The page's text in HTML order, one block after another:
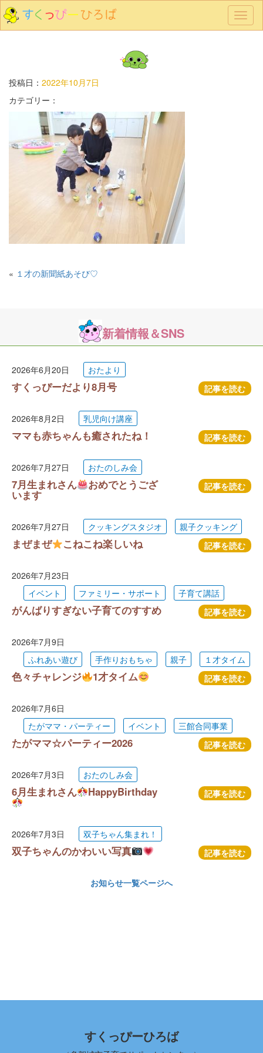
メ
ニ
投稿日： 2022年10月7日
カテゴリー：
« １才の新聞紙あそび♡
新着情報＆SNS
2026年6月20日 おたより
すくっぴーだより8月号 記事を読む
2026年8月2日 乳児向け講座
ママも赤ちゃんも癒されたね！ 記事を読む
2026年7月27日 おたのしみ会
7月生まれさん おめでとうござ
います
記事を読む
2026年7月27日 クッキングスタジオ 親子クッキング
まぜまぜ こねこね楽しいね 記事を読む
2026年7月23日
イベント
ファミリー・サポート 子育て講話
がんばりすぎない子育てのすすめ 記事を読む
2026年7月9日
ふれあい遊び
手作りおもちゃ 親子 １才タイム
色々チャレンジ 1才タイム 記事を読む
2026年7月6日
たがママ・パーティー
イベント 三館合同事業
たがママ☆パーティー2026 記事を読む
2026年7月3日 おたのしみ会
6月生まれさん HappyBirthday 記事を読む
2026年7月3日 双子ちゃん集まれ！
双子ちゃんのかわいい写真 記事を読む
お知らせ一覧ページへ
すくっぴーひろば